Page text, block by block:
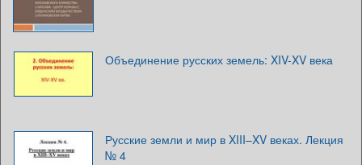
Объединение русских земель: XIV-XV века
Русские земли и мир в XIII–XV веках. Лекция
№ 4